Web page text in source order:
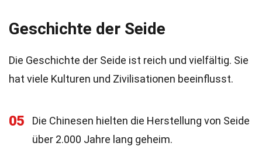
Geschichte der Seide
Die Geschichte der Seide ist reich und vielfältig. Sie
hat viele Kulturen und Zivilisationen beeinflusst.
05
Die Chinesen hielten die Herstellung von Seide
über 2.000 Jahre lang geheim.